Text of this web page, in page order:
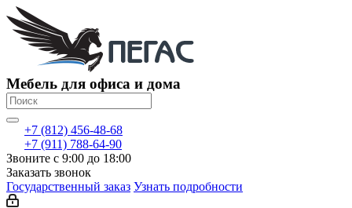
Мебель для офиса и дома
+7 (812) 456-48-68
+7 (911) 788-64-90
Звоните с 9:00 до 18:00
Заказать звонок
Государственный заказ Узнать подробности